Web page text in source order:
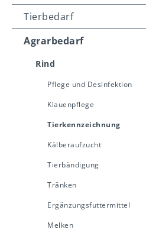
Tierbedarf
Agrarbedarf
Rind
Pflege und Desinfektion
Klauenpflege
Tierkennzeichnung
Kälberaufzucht
Tierbändigung
Tränken
Ergänzungsfuttermittel
Melken